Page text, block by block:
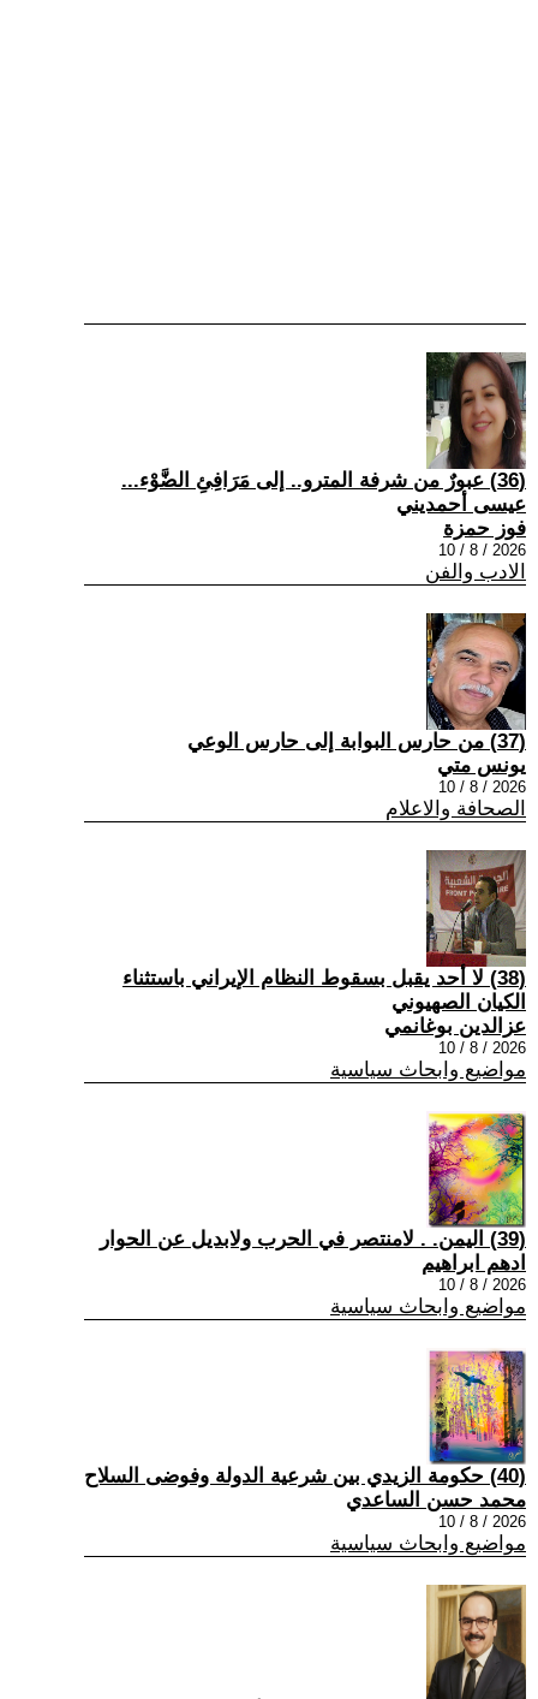
(36) عبورٌ من شرفة المترو.. إلى مَرَافِئِ الضَّوْء...
عيسى أحمديني
فوز حمزة
2026 / 8 / 10
الادب والفن
(37) من حارس البوابة إلى حارس الوعي
يونس متي
2026 / 8 / 10
الصحافة والاعلام
(38) لا أحد يقبل بسقوط النظام الإيراني باستثناء
الكيان الصهيوني
عزالدين بوغانمي
2026 / 8 / 10
مواضيع وابحاث سياسية
(39) اليمن. . لامنتصر في الحرب ولابديل عن الحوار
ادهم ابراهيم
2026 / 8 / 10
مواضيع وابحاث سياسية
(40) حكومة الزيدي بين شرعية الدولة وفوضى السلاح
محمد حسن الساعدي
2026 / 8 / 10
مواضيع وابحاث سياسية